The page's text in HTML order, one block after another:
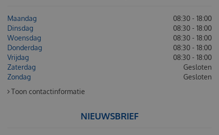
Maandag
08:30 - 18:00
Dinsdag
08:30 - 18:00
Woensdag
08:30 - 18:00
Donderdag
08:30 - 18:00
Vrijdag
08:30 - 18:00
Zaterdag
Gesloten
Zondag
Gesloten
Toon contactinformatie
NIEUWSBRIEF